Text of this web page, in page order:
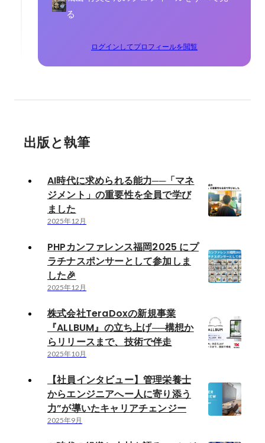
る
ログインしてプロフィールを閲覧
出版と執筆
AI時代に求められる能力──「マネ
ジメント」の重要性を全員で学び
ました
2025年12月
PHPカンファレンス福岡2025 にプ
ラチナスポンサーとして参加しま
した🎉
2025年12月
株式会社TeraDoxの新規事業
『ALLBUM』の立ち上げ──構想か
らリリースまで、技術で伴走
2025年10月
【社員インタビュー】管理栄養士
からエンジニアへー人に寄り添う
力”が導いたキャリアチェンジー
2025年9月